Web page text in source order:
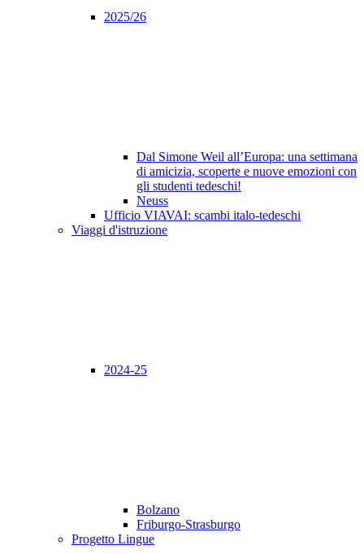
2025/26
Dal Simone Weil all’Europa: una settimana
di amicizia, scoperte e nuove emozioni con
gli studenti tedeschi!
Neuss
Ufficio VIAVAI: scambi italo-tedeschi
Viaggi d'istruzione
2024-25
Bolzano
Friburgo-Strasburgo
Progetto Lingue